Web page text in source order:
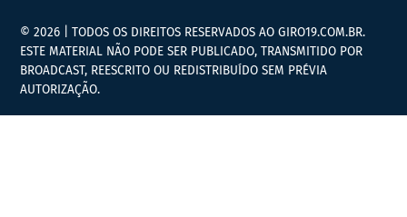
© 2026 | TODOS OS DIREITOS RESERVADOS AO GIRO19.COM.BR.
ESTE MATERIAL NÃO PODE SER PUBLICADO, TRANSMITIDO POR
BROADCAST, REESCRITO OU REDISTRIBUÍDO SEM PRÉVIA
AUTORIZAÇÃO.